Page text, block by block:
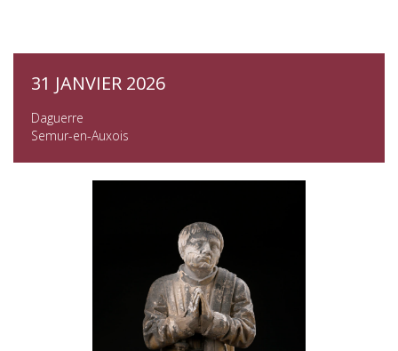
31 JANVIER 2026
Daguerre
Semur-en-Auxois